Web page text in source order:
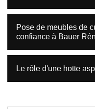
Pose de meubles de
confiance à Bauer
Le rôle d'une hotte